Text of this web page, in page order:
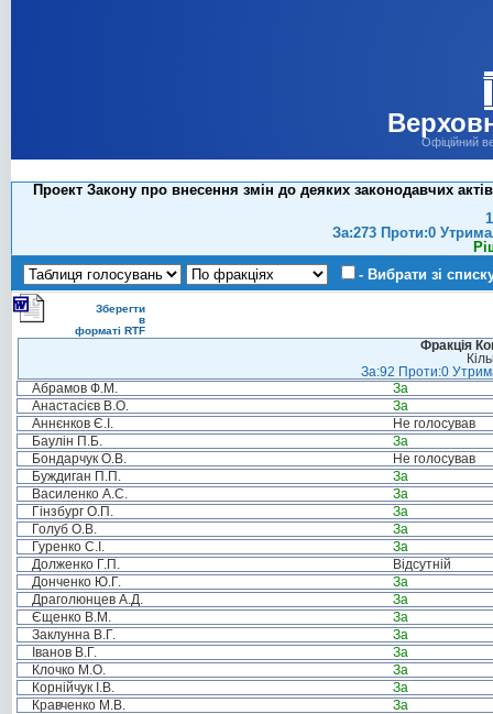
Офіційний
Проект Закону про внесення змін до деяких законодавчих
За:273 Проти:0
- Вибрати зі
Зберегти
в
форматі RTF
Фракція
За:92 Проти:0
Абрамов Ф.М.
За
Анастасієв В.О.
За
Аннєнков Є.І.
Не голосував
Баулін П.Б.
За
Бондарчук О.В.
Не голосував
Буждиган П.П.
За
Василенко А.С.
За
Гінзбург О.П.
За
Голуб О.В.
За
Гуренко С.І.
За
Долженко Г.П.
Відсутній
Донченко Ю.Г.
За
Драголюнцев А.Д.
За
Єщенко В.М.
За
Заклунна В.Г.
За
Іванов В.Г.
За
Клочко М.О.
За
Корнійчук І.В.
За
Кравченко М.В.
За